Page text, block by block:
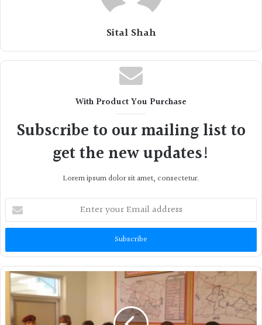
Sital Shah
With Product You Purchase
Subscribe to our mailing list to
get the new updates!
Lorem ipsum dolor sit amet, consectetur.
Enter
your
Email